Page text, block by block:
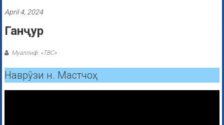
April 4, 2024
Ганҷур
Муаллиф: «ТВС»
Наврӯзи н. Мастчоҳ.